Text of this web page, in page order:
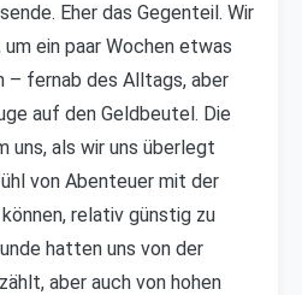
Eher das Gegenteil. Wir
ein paar Wochen etwas
– fernab des Alltags, aber
auf den Geldbeutel. Die
uns, als wir uns überlegt
von Abenteuer mit der
relativ günstig zu
hatten uns von der
aber auch von hohen